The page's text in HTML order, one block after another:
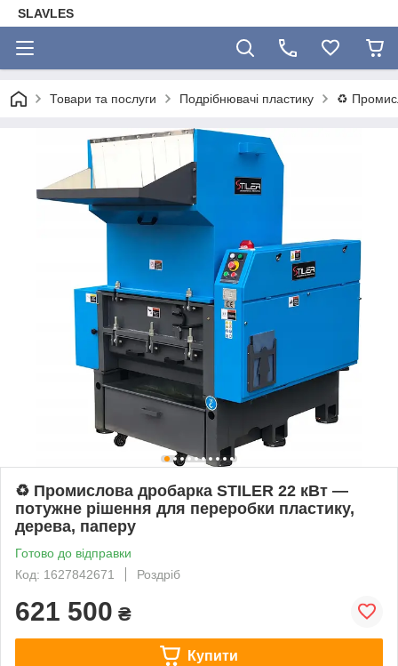
SLAVLES
Товари та послуги Подрібнювачі пластику ♻️
♻️ Промислова дробарка STILER 22 кВт —
потужне рішення для переробки пластику,
дерева, паперу
Готово до відправки
Код: 1627842671
Роздріб
621 500 ₴
Купити